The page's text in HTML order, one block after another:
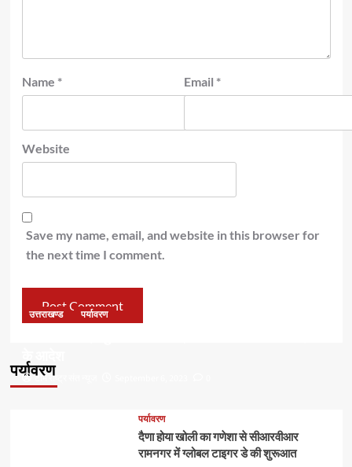
Name * Email *
Website
Save my name, email, and website in this browser for
the next time I comment.
पर्यावरण
उत्तराखण्ड पर्यावरण
के आदेश
टीम राष्ट्र संत न्यूज
पर्यावरण
दैणा होया खोली का गणेशा से सीआरवीआर
रामनगर में ग्लोबल टाइगर डे की शुरूआत